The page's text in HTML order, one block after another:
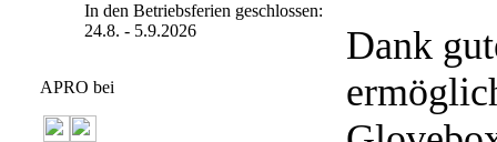
In den Betriebsferien geschlossen:
24.8. - 5.9.2026
APRO bei
Dank